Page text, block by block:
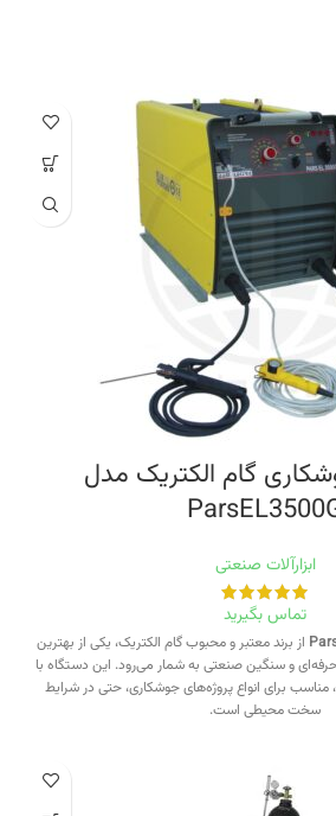
گام الکتریک مدل
ابزارآلات صنعتی
تماس بگیرید
از برند معتبر و محبوب گام الکتریک، یکی از بهترین
و سنگین صنعتی به شمار می‌رود. این دستگاه با
مناسب برای انواع پروژه‌های جوشکاری، حتی در شرایط
سخت محیطی است.